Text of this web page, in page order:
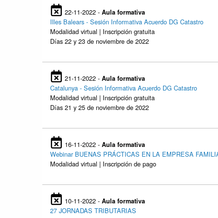
22-11-2022 - Aula formativa
Illes Balears - Sesión Informativa Acuerdo DG Catastro
Modalidad virtual | Inscripción gratuita
Días 22 y 23 de noviembre de 2022
21-11-2022 - Aula formativa
Catalunya - Sesión Informativa Acuerdo DG Catastro
Modalidad virtual | Inscripción gratuita
Días 21 y 25 de noviembre de 2022
16-11-2022 - Aula formativa
Webinar BUENAS PRÁCTICAS EN LA EMPRESA
Modalidad virtual | Inscripción de pago
10-11-2022 - Aula formativa
27 JORNADAS TRIBUTARIAS